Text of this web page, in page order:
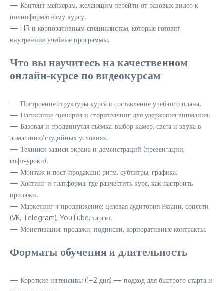
— Контент‑мейкерам, желающим перейти от разовых видео к
полноформатному курсу.
— HR и корпоративным специалистам, которые готовят
внутренние учебные программы.
Что вы научитесь на качественном
онлайн‑курсе по видеокурсам
— Построение структуры курса и составление учебного плана.
— Написание сценария и сторителлинг для удержания внимания.
— Базовая и продвинутая съёмка: выбор камер, света и звука в
домашних/студийных условиях.
— Техники записи экрана и демонстраций (презентации,
софт‑уроки).
— Монтаж и пост‑продакшн: ритм, субтитры, графика.
— Хостинг и платформа: где разместить курс, как настроить
продажи.
— Маркетинг и продвижение: целевая аудитория Рязани, соцсети
(VK, Telegram), YouTube, таргет.
— Монетизация: продажи, подписки, корпоративные контракты.
Форматы обучения и длительность
— Короткие интенсивы (1–2 дня) — подход для быстрого старта и